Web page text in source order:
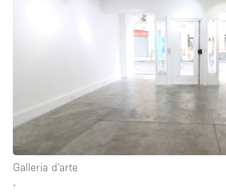
Galleria d'arte
∙